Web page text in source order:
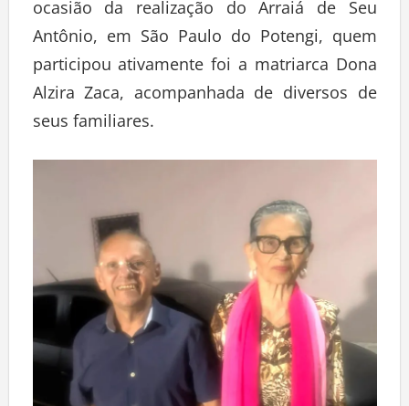
ocasião da realização do Arraiá de Seu
Antônio, em São Paulo do Potengi, quem
participou ativamente foi a matriarca Dona
Alzira Zaca, acompanhada de diversos de
seus familiares.